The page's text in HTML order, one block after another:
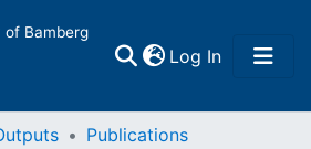
of Bamberg
Log In(current)
Publications